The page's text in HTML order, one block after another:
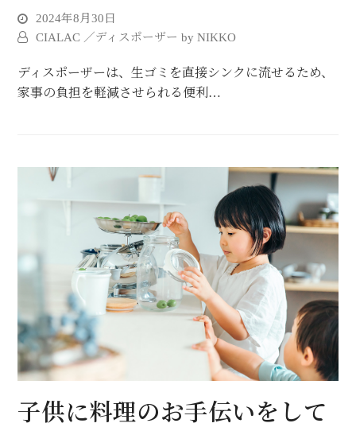
2024年8月30日
CIALAC ／ディスポーザー by NIKKO
ディスポーザーは、生ゴミを直接シンクに流せるため、
家事の負担を軽減させられる便利…
子供に料理のお手伝いをして